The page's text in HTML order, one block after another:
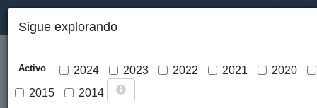
Sigue explorando
Activo 2024 2023 2022 2021
2020
2015
2014